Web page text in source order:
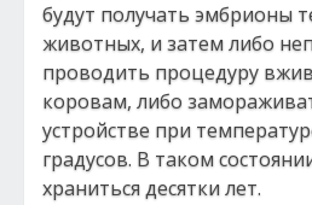
будут получать эмбрионы
животных, и затем либо
проводить процедуру
коровам, либо
устройстве при
градусов. В таком
храниться десятки лет.